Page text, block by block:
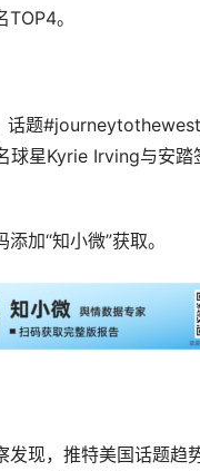
。
话题
球星Kyrie Irving与安踏
加“知小微”获取。
发现，推特美国话题趋